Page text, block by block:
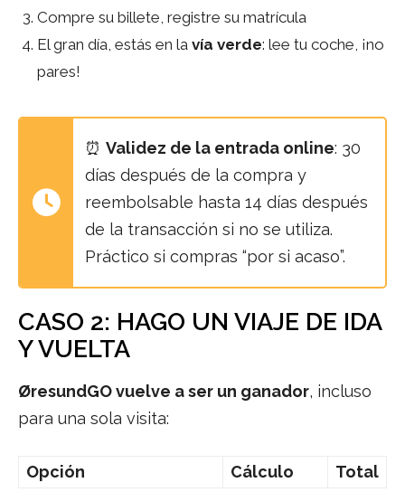
Compre su billete, registre su matrícula
El gran día, estás en la vía verde: lee tu coche, ¡no
pares!
⏰ Validez de la entrada online: 30
días después de la compra y
reembolsable hasta 14 días después
de la transacción si no se utiliza.
Práctico si compras “por si acaso”.
CASO 2: HAGO UN VIAJE DE IDA
Y VUELTA
ØresundGO vuelve a ser un ganador, incluso
para una sola visita:
Opción Cálculo
Total